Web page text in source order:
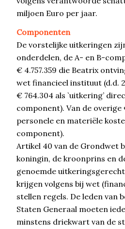
miljoen Euro per jaar.
Componenten
De vorstelijke uitkeringen
onderdelen, de A- en B-
€ 4.757.359 die Beatrix
wet financieel instituut (d.d.
€ 764.304 als `uitkering’
component). Van de overige
personele en materiële
component).
Artikel 40 van de Grondwet
koningin, de kroonprins en
genoemde
krijgen volgens bij wet
stellen regels. De leden van
Staten Generaal moeten
minstens driekwart van de